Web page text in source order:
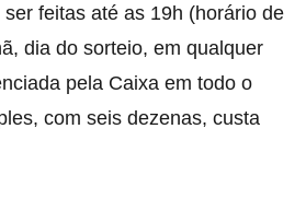
feitas até as 19h (horário de
dia do sorteio, em qualquer
pela Caixa em todo o
com seis dezenas, custa